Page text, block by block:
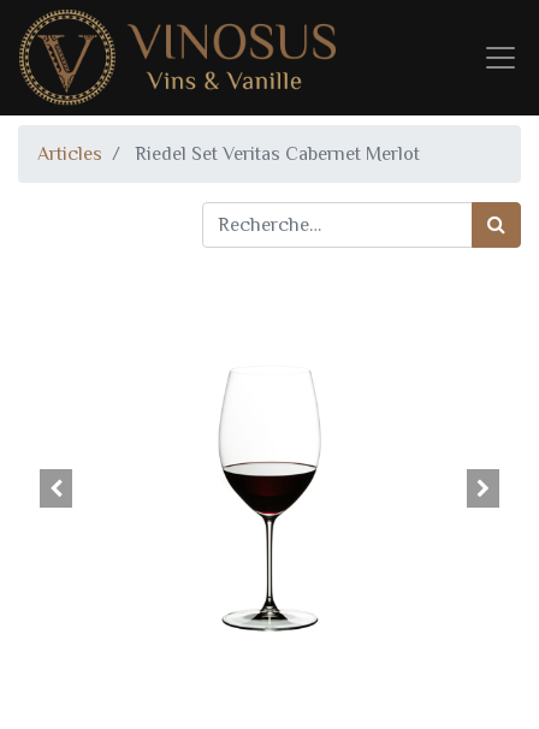
Articles Riedel Set Veritas Cabernet Merlot